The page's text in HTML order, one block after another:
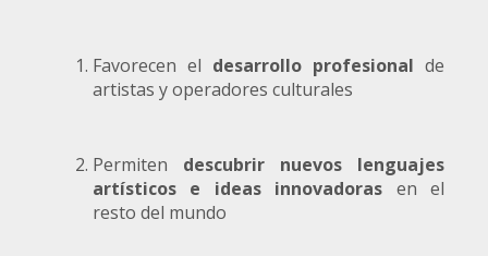
Favorecen el desarrollo profesional de
artistas y operadores culturales
Permiten descubrir nuevos lenguajes
artísticos e ideas innovadoras en el
resto del mundo